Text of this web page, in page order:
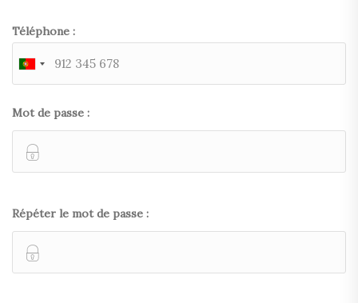
Téléphone :
Mot de passe :
Répéter le mot de passe :